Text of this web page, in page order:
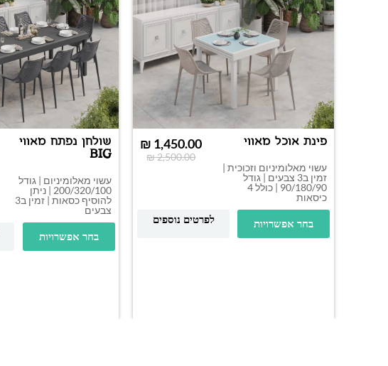
פינת אוכל מאווי
עשוי מאלומיניום וזכוכית |
זמין ב3 צבעים | גודל
90/180/90 | כולל 4
כיסאות
₪2,500.00
₪ 1,450.00
בחר אפשרויות לפרטים נוספים
שולחן נפתח מאווי
BIG
עשוי מאלומיניום | גודל
200/320/100 | ניתן
להוסיף כסאות | זמין ב3
צבעים
בחר אפשרויות